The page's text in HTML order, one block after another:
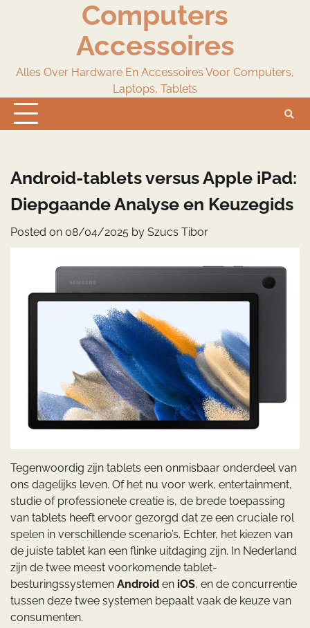
Computers
Accessoires
Alles Over Hardware En Accessoires Voor Computers,
Laptops, Tablets
Android-tablets versus Apple iPad:
Diepgaande Analyse en Keuzegids
Posted on 08/04/2025 by Szucs Tibor
Tegenwoordig zijn tablets een onmisbaar onderdeel van
ons dagelijks leven. Of het nu voor werk, entertainment,
studie of professionele creatie is, de brede toepassing
van tablets heeft ervoor gezorgd dat ze een cruciale rol
spelen in verschillende scenario’s. Echter, het kiezen van
de juiste tablet kan een flinke uitdaging zijn. In Nederland
zijn de twee meest voorkomende tablet-
besturingssystemen Android en iOS, en de concurrentie
tussen deze twee systemen bepaalt vaak de keuze van
consumenten.